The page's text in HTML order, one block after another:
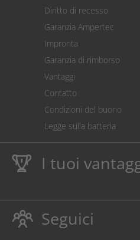
Calcolatore dei costi
Impostazioni dei cookie
Diritto di recesso
Garanzia Ampertec
Impronta
Garanzia di rimborso
Vantaggi
Contatto
Condizioni del buono
Legge sulla batteria
I tuoi
Dieci anniGaranzia
proteggono anche la
Rispettoso dellambiente
Seguici